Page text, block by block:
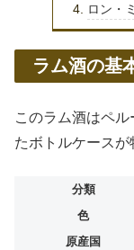
ロン・
ラム酒の基
このラム酒はペ
たボトルケースが
分類
色
原産国